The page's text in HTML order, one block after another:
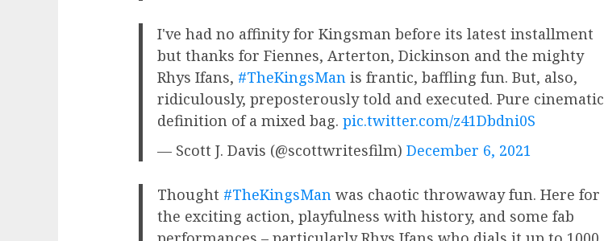
I've had no affinity for Kingsman before its latest installment
but thanks for Fiennes, Arterton, Dickinson and the mighty
Rhys Ifans, #TheKingsManis frantic, baffling fun. But, also,
ridiculously, preposterously told and executed. Pure cinematic
definition of a mixed bag. pic.twitter.com/z41Dbdni0S
— Scott J. Davis (@scottwritesfilm) December 6, 2021
Thought #TheKingsManwas chaotic throwaway fun. Here for
the exciting action, playfulness with history, and some fab